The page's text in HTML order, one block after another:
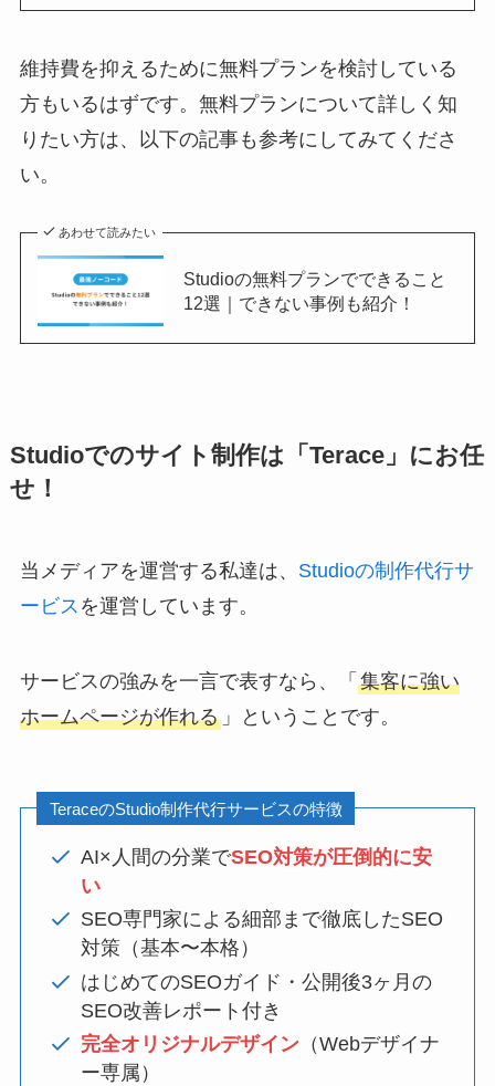
維持費を抑えるために無料プランを検討している
方もいるはずです。無料プランについて詳しく知
りたい方は、以下の記事も参考にしてみてくださ
い。
あわせて読みたい
Studioの無料プランでできること
12選｜できない事例も紹介！
Studioでのサイト制作は「Terace」にお任
せ！
当メディアを運営する私達は、 Studioの制作代行サ
ービス を運営しています。
サービスの強みを一言で表すなら、「 集客に強い
ホームページが作れる」ということです。
TeraceのStudio制作代行サービスの特徴
AI×人間の分業でSEO対策が圧倒的に安
い
SEO専門家による細部まで徹底したSEO
対策（基本〜本格）
はじめてのSEOガイド・公開後3ヶ月の
SEO改善レポート付き
完全オリジナルデザイン （Webデザイナ
ー専属）